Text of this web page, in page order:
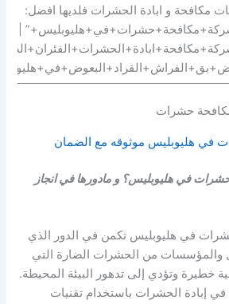
مكافحة و ابادة الحشرات فلديها افضل:
|
حشرات
في هليوبليس؟ و مادورها في انجاز
في هليوبليس تكمن في الدور الذي
والمؤسسات من الحشرات الضارة التي
وتؤدي إلى تدهور البيئة المحيطة.
إبادة الحشرات باستخدام تقنيات